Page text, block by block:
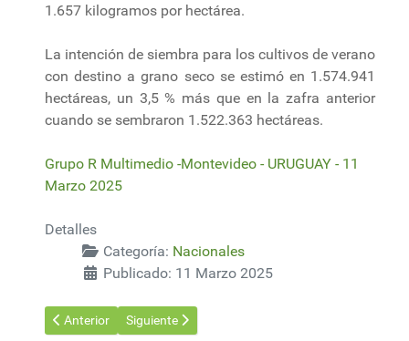
1.657 kilogramos por hectárea.
La intención de siembra para los cultivos de verano
con destino a grano seco se estimó en 1.574.941
hectáreas, un 3,5 % más que en la zafra anterior
cuando se sembraron 1.522.363 hectáreas.
Grupo R Multimedio -Montevideo - URUGUAY - 11
Marzo 2025
Detalles
Categoría: Nacionales
Publicado: 11 Marzo 2025
Artículo anterior: Expoactiva 2025: Educación, Tecnología y
Anterior Artículo siguiente: Detalle de los valores de los
Siguiente